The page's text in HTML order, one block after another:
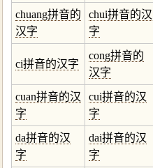
chuang拼音的
汉字
chui拼音的汉
字
ci拼音的汉字
cong拼音的
汉字
cuan拼音的汉
字
cui拼音的汉
字
da拼音的汉
字
dai拼音的汉
字